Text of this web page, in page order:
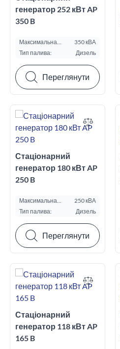
генератор 252 кВт AP
350 B
Максимальна
потужність ESP, кВА:
350 кВА
Тип палива:
Дизель
Переглянути
Стаціонарний
генератор 180 кВт AP
250 B
Максимальна
потужність ESP, кВА:
250 кВА
Тип палива:
Дизель
Переглянути
Стаціонарний
генератор 118 кВт AP
165 B